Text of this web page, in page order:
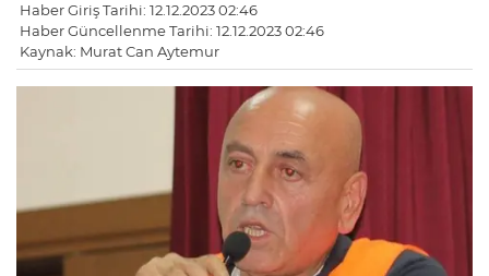
Haber Giriş Tarihi: 12.12.2023 02:46
Haber Güncellenme Tarihi: 12.12.2023 02:46
Kaynak: Murat Can Aytemur